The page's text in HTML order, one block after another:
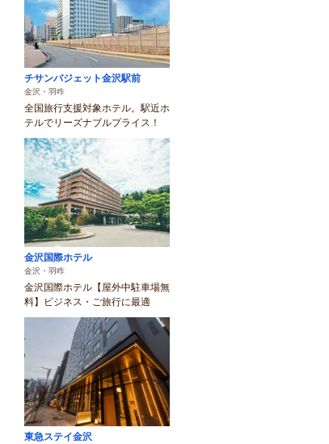
チサンバジェット金沢駅前
金沢・羽咋
全国旅行支援対象ホテル。駅近ホ
テルでリーズナブルプライス！
金沢国際ホテル
金沢・羽咋
金沢国際ホテル【屋外中駐車場無
料】ビジネス・ご旅行に最適
東急ステイ金沢